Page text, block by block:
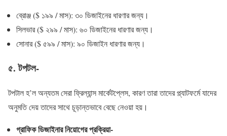
ব্রোঞ্জ ($ ১৯৯ / মাস): ৩০ ডিজাইনের ধারণার জন্য।
সিলভার ($ ২৯৯ / মাস): ৬০ ডিজাইনের ধারণার জন্য।
সোনার ($ ৫৯৯ / মাস): ৯০ ডিজাইন ধারণার জন্য।
৫. টপটল-
টপটাল হ’ল অন্যতম সেরা ফ্রিল্যান্স মার্কেটপ্লেস, কারণ তারা তাদের প্ল্যাটফর্মে যাদের
অনুমতি দেয় তাদের সাথে চূড়ান্তভাবে বেছে নেওয়া হয়।
গ্রাফিক ডিজাইনার নিয়োগের প্রক্রিয়া-